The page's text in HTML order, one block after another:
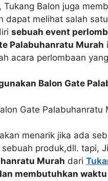
Balon juga
dapat melihat salah
sebuah event
Palabuhanratu Murah
acara perlombaan
Balon Gate
menarik jika ada
produk,dll. tapi,
Murah dari
membutuhkan